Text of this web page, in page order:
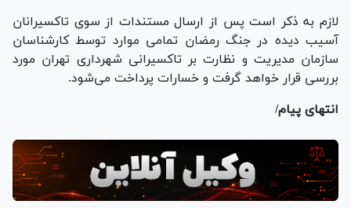
لازم به ذکر است پس از ارسال مستندات از سوی تاکسیرانان
آسیب دیده در جنگ رمضان تمامی موارد توسط کارشناسان
سازمان مدیریت و نظارت بر تاکسیرانی شهرداری تهران مورد
بررسی قرار خواهد گرفت و خسارات پرداخت می‌شود.
انتهای پیام/